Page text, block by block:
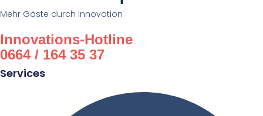
Mehr Gäste durch Innovation
Innovations-Hotline
0664 / 164 35 37
Services